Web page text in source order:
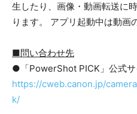
生したり、画像・動画転送に
ります。 アプリ起動中は動画
■問い合わせ先
●「PowerShot PICK」公式サ
https://cweb.canon.jp/
k/